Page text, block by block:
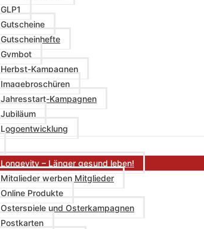
GLP1
Gutscheine
Gutscheinhefte
Gymbot
Herbst-Kampagnen
Imagebroschüren
Jahresstart-Kampagnen
Jubiläum
Logoentwicklung
Longevity – Länger gesund leben!
Mitglieder werben Mitglieder
Online Produkte
Osterspiele und Osterkampagnen
Postkarten